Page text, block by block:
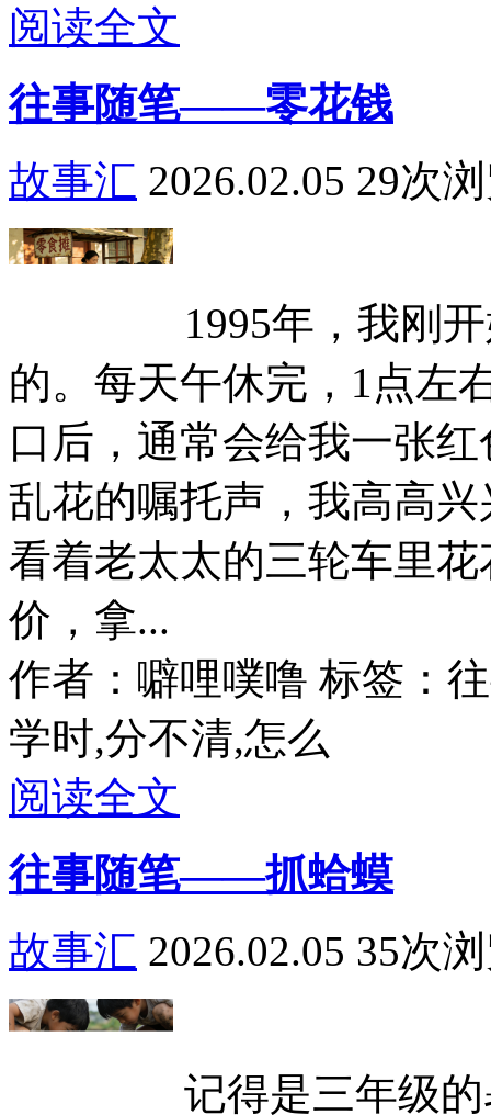
阅读全文
往事随笔——零花钱
故事汇 2026.02.05 29次
1995年，我刚
的。每天午休完，1点左
口后，通常会给我一张
乱花的嘱托声，我高高
看着老太太的三轮车里
价，拿...
作者：噼哩噗噜 标签：
学时,分不清,怎么
阅读全文
往事随笔——抓蛤蟆
故事汇 2026.02.05 35次
记得是三年级